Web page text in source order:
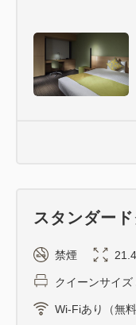
スタンダード
禁煙
クイーンサイ
Wi-Fiあり（無料